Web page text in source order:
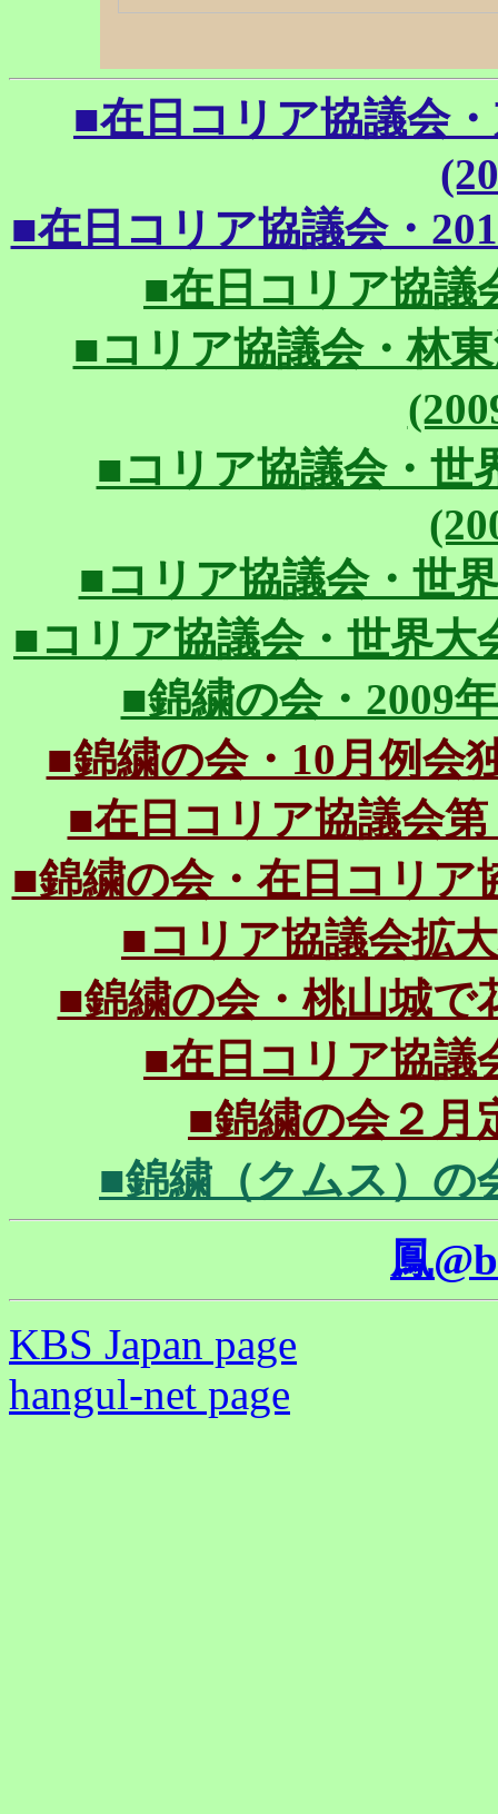
■在日コリア協議会
■在日コリア協議会・
■在日コリア協議
■コリア協議会・林
■コリア協議会・世
■コリア協議会・世
■コリア協議会・世界大
■錦繍の会・2009
■錦繍の会・10月例会
■在日コリア協議会
■錦繍の会・在日コリア
■コリア協議会拡
■錦繍の会・桃山城で
■在日コリア協議
■錦繍の会２月
■錦繍（クムス）の
鳳
KBS Japan page
hangul-net page